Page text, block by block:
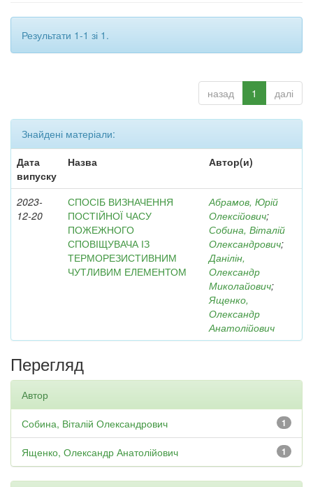
Результати 1-1 зі 1.
назад 1 далі
Знайдені матеріали:
Дата
випуску
Назва Автор(и)
2023-
12-20
СПОСІБ ВИЗНАЧЕННЯ
ПОСТІЙНОЇ ЧАСУ
ПОЖЕЖНОГО
СПОВІЩУВАЧА ІЗ
ТЕРМОРЕЗИСТИВНИМ
ЧУТЛИВИМ ЕЛЕМЕНТОМ
Абрамов, Юрій
Олексійович;
Собина, Віталій
Олександрович;
Данілін,
Олександр
Миколайович;
Ященко,
Олександр
Анатолійович
Перегляд
Автор
1
Собина, Віталій Олександрович
1
Ященко, Олександр Анатолійович